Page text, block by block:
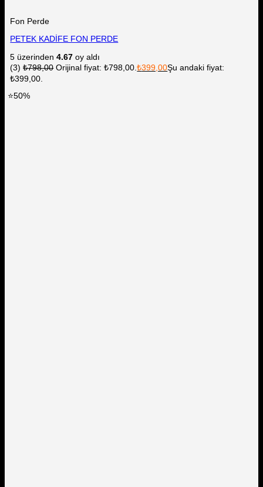
Fon Perde
PETEK KADİFE FON PERDE
5 üzerinden4.67 oy aldı
(3) ₺798,00 Orijinal fiyat: ₺798,00.₺399,00Şu andaki fiyat:
₺399,00.
⭐50%